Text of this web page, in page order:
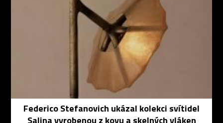
Federico Stefanovich ukázal kolekci svítidel